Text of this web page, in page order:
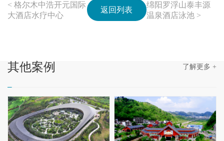
< 格尔木中浩开元国际
大酒店水疗中心
返回列表
绵阳罗浮山泰丰源
温泉酒店泳池 >
其他案例 了解更多 +